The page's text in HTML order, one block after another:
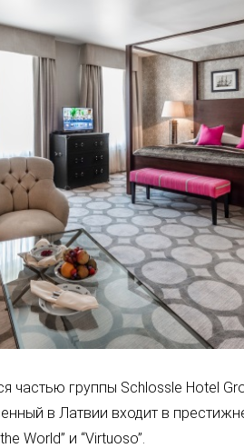
частью группы Schlossle Hotel
в Латвии входит в
World” и “Virtuoso”.